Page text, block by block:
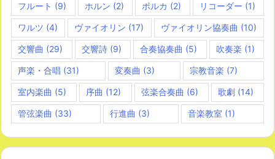
フルート (9) ホルン (2) ポルカ (2) リコーダー (1)
ワルツ (4) ヴァイオリン (17) ヴァイオリン協奏曲 (10)
交響曲 (29) 交響詩(9) 合奏協奏曲 (5) 吹奏楽 (1)
声楽・合唱 (31) 変奏曲 (3) 宗教音楽 (7)
室内楽曲 (5) 序曲 (12) 弦楽合奏曲 (6) 歌劇(14)
管弦楽曲 (33) 行進曲 (3) 音楽教室 (1)